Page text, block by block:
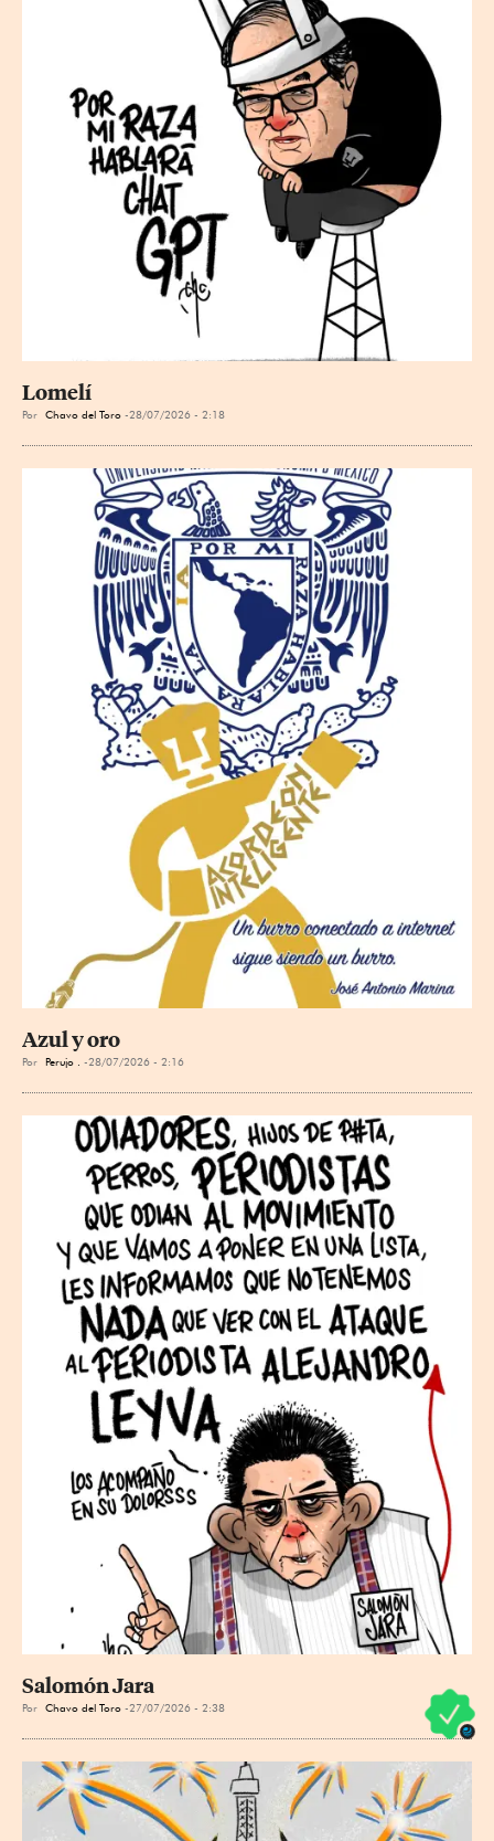
Lomelí
Por Chavo del Toro 28/07/2026 - 2:18
Azul y oro
Por Perujo . 28/07/2026 - 2:16
Salomón Jara
Por Chavo del Toro 27/07/2026 - 2:38